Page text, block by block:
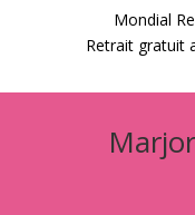
Mondial
Retrait gratuit